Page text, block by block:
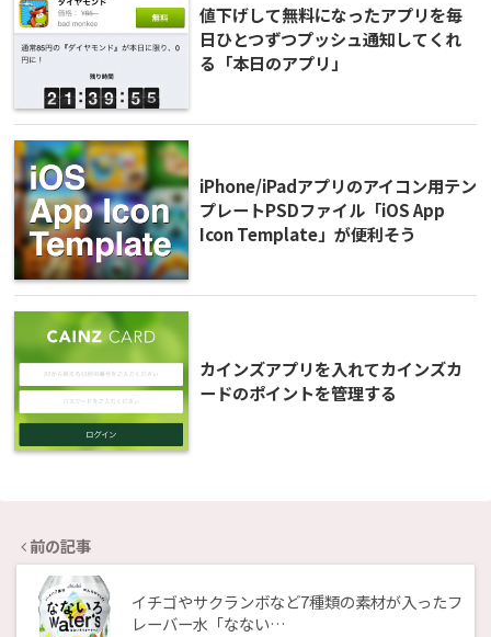
値下げして無料になったアプリを毎
日ひとつずつプッシュ通知してくれ
る「本日のアプリ」
iPhone/iPadアプリのアイコン用テン
プレートPSDファイル「iOS App
Icon Template」が便利そう
カインズアプリを入れてカインズカ
ードのポイントを管理する
前の記事
イチゴやサクランボなど7種類の素材が入ったフ
レーバー水「なない…